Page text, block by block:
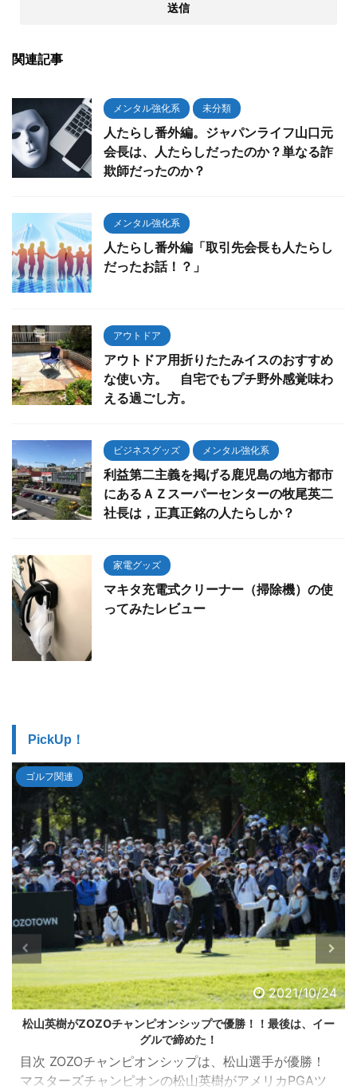
関連記事
メンタル強化系 未分類
人たらし番外編。ジャパンライフ山口元
会長は、人たらしだったのか？単なる詐
欺師だったのか？
メンタル強化系
人たらし番外編「取引先会長も人たらし
だったお話！？」
アウトドア
アウトドア用折りたたみイスのおすすめ
な使い方。 自宅でもプチ野外感覚味わ
える過ごし方。
ビジネスグッズ メンタル強化系
利益第二主義を掲げる鹿児島の地方都市
にあるＡＺスーパーセンターの牧尾英二
社長は，正真正銘の人たらしか？
家電グッズ
マキタ充電式クリーナー（掃除機）の使
ってみたレビュー
PickUp！
ゴルフ関連
2021/10/24
松山英樹がZOZOチャンピオンシップで優勝！！最後は、イー
グルで締めた！
目次 ZOZOチャンピオンシップは、松山選手が優勝！
マスターズチャンピオンの松山英樹がアメリカPGAツ